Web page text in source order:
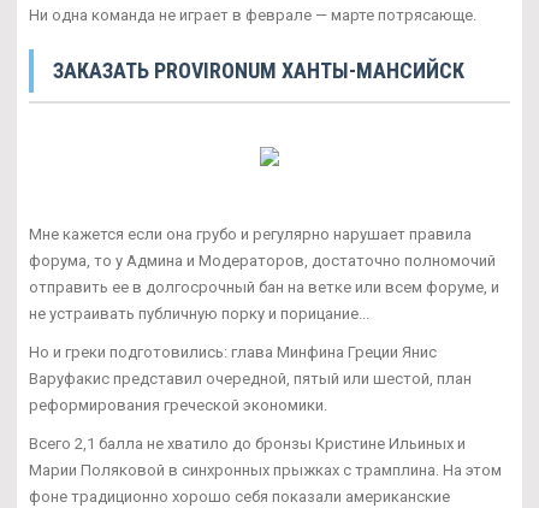
Ни одна команда не играет в феврале — марте потрясающе.
ЗАКАЗАТЬ PROVIRONUM ХАНТЫ-МАНСИЙСК
Мне кажется если она грубо и регулярно нарушает правила
форума, то у Админа и Модераторов, достаточно полномочий
отправить ее в долгосрочный бан на ветке или всем форуме, и
не устраивать публичную порку и порицание...
Но и греки подготовились: глава Минфина Греции Янис
Варуфакис представил очередной, пятый или шестой, план
реформирования греческой экономики.
Всего 2,1 балла не хватило до бронзы Кристине Ильиных и
Марии Поляковой в синхронных прыжках с трамплина. На этом
фоне традиционно хорошо себя показали американские